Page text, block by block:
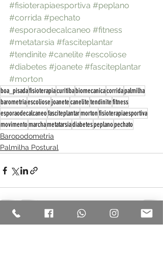
#fisioterapiaesportiva #peplano
#corrida #pechato
#esporaodecalcaneo #fitness
#metatarsia #fasciteplantar
#tendinite #canelite #escoliose
#diabetes #joanete #fasciteplantar
#morton
boa_pisadafisioterapiacuritibabiomecanicacorridapalmilha
barometriaescoliosejoanetecanelitetendinitefitness
esporaodecalcaneofasciteplantarmortonfisioterapiaesportiva
movimentomarchametatarsiadiabetespeplanopechato
Baropodometria
Palmilha Postural